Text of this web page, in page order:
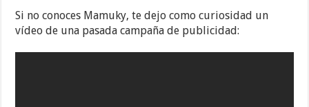
Si no conoces Mamuky, te dejo como curiosidad un
vídeo de una pasada campaña de publicidad: